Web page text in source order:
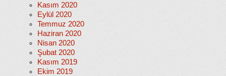
Kasım 2020
Eylül 2020
Temmuz 2020
Haziran 2020
Nisan 2020
Şubat 2020
Kasım 2019
Ekim 2019